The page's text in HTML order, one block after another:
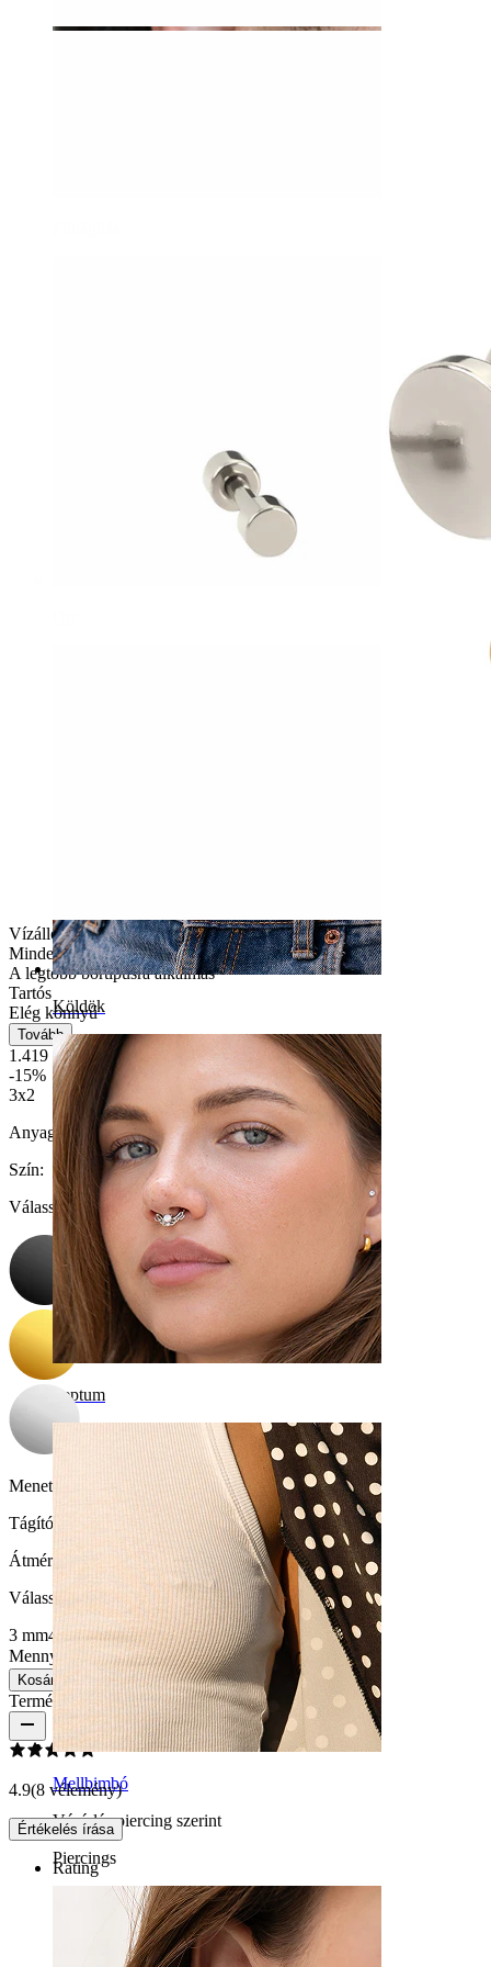
Köldök
Septum
Mellbimbó
Vásárlás piercing szerint
Piercings
Vízálló
Mindennapi használat
A legtöbb bőrtípusra alkalmas
Tartós
Elég könnyű
Tovább
1.419 Ft1.669 Ft
-15%
3x2
Anyag:Orvosi acél
Szín:
Válasszon Szín
Menetvastagság:
1,2 mm
Tágító átmérője:
3 mm.
Átmérő
Válasszon Átmérő
3 mm4 mm5 mm6 mm8 mm10 mm12 mm
14 mm
Mennyiség: 1
Csere
Kosárba
Termékértékelések
4.9(8 vélemény)
Értékelés írása
Rating
Micsoda báj!